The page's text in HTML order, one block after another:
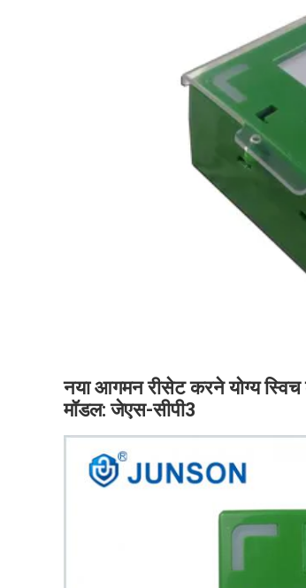
नया आगमन रीसेट करने योग्य स्विच
मॉडल: जेएस-सीपी3